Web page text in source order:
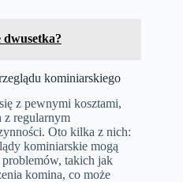
dwusetka?
kominiarskiego
z pewnymi kosztami,
z regularnym
Oto kilka z nich:
kominiarskie mogą
takich jak
komina, co może